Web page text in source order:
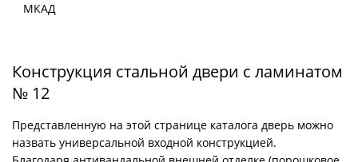
МКАД
Конструкция стальной двери с ламинатом
№ 12
Представленную на этой странице каталога дверь можно
назвать универсальной входной конструкцией.